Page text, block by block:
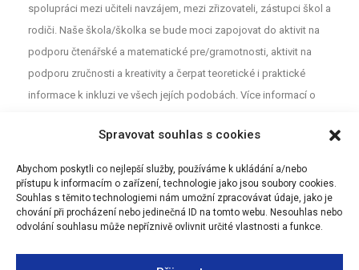
Spravovat souhlas s cookies
Abychom poskytli co nejlepší služby, používáme k ukládání a/nebo
přístupu k informacím o zařízení, technologie jako jsou soubory cookies.
Souhlas s těmito technologiemi nám umožní zpracovávat údaje, jako je
chování při procházení nebo jedinečná ID na tomto webu. Nesouhlas nebo
odvolání souhlasu může nepříznivě ovlivnit určité vlastnosti a funkce.
spolupráci mezi učiteli navzájem, mezi zřizovateli, zástupci škol a
rodiči. Naše škola/školka se bude moci zapojovat do aktivit na
podporu čtenářské a matematické pre/gramotnosti, aktivit na
podporu zručnosti a kreativity a čerpat teoretické i praktické
informace k inkluzi ve všech jejích podobách. Více informací o
vzdělávání mezi rodiči, učiteli a dalšími aktéry z Olomouce jsou